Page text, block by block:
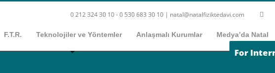
0 212 324 30 10 - 0 530 683 30 10 | natal@natalfiziktedavi.com
F.T.R. Teknolojiler ve Yöntemler Anlaşmalı Kurumlar Medya’da Natal
For